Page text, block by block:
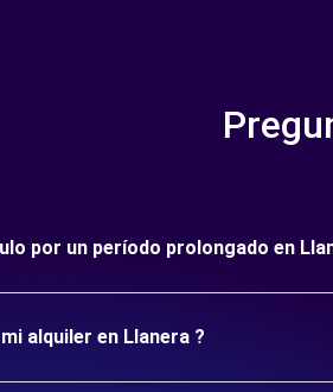
por un período prolongado en
alquiler en Llanera ?